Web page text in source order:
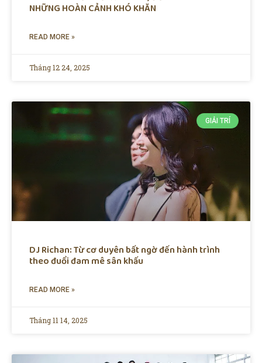
NHỮNG HOÀN CẢNH KHÓ KHĂN
READ MORE »
Tháng 12 24, 2025
GIẢI TRÍ
DJ Richan: Từ cơ duyên bất ngờ đến hành trình
theo đuổi đam mê sân khấu
READ MORE »
Tháng 11 14, 2025